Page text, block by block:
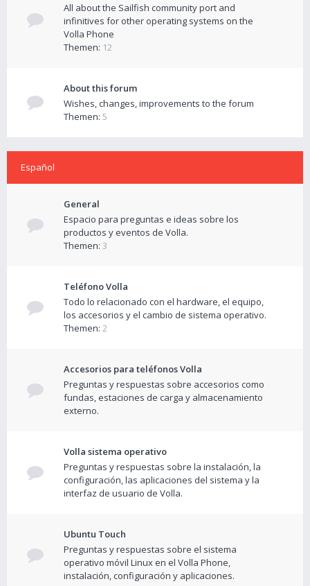
All about the Sailfish community port and
infinitives for other operating systems on the
Volla Phone
Themen: 12
About this forum
Wishes, changes, improvements to the forum
Themen: 5
Español
General
Espacio para preguntas e ideas sobre los
productos y eventos de Volla.
Themen: 3
Teléfono Volla
Todo lo relacionado con el hardware, el equipo,
los accesorios y el cambio de sistema operativo.
Themen: 2
Accesorios para teléfonos Volla
Preguntas y respuestas sobre accesorios como
fundas, estaciones de carga y almacenamiento
externo.
Volla sistema operativo
Preguntas y respuestas sobre la instalación, la
configuración, las aplicaciones del sistema y la
interfaz de usuario de Volla.
Ubuntu Touch
Preguntas y respuestas sobre el sistema
operativo móvil Linux en el Volla Phone,
instalación, configuración y aplicaciones.